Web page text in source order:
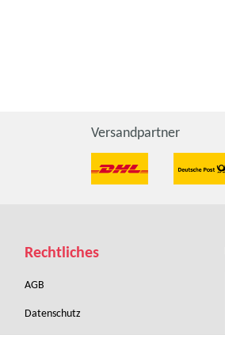
Versandpartner
Rechtliches
AGB
Datenschutz